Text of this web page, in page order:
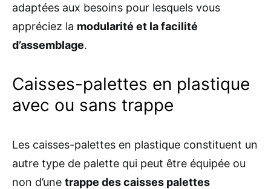
adaptées aux besoins pour lesquels vous
appréciez la modularité et la facilité
d’assemblage.
Caisses-palettes en plastique
avec ou sans trappe
Les caisses-palettes en plastique constituent un
autre type de palette qui peut être équipée ou
non d’une trappe des caisses palettes